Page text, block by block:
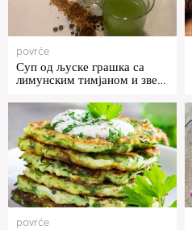
povrće
Суп од љуске грашка са
лимунским тимјаном и зве…
povrće